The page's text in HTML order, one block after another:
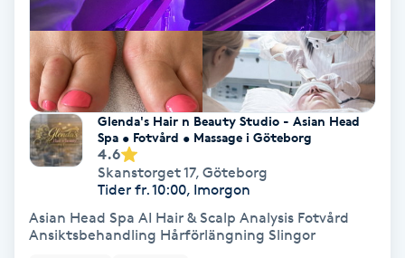
Hot Stone Massage
Hot yoga
Hudföryngring
Huduppstramning
Hudvård
Glenda's Hair n Beauty Studio - Asian Head
Spa • Fotvård • Massage i Göteborg
4.6
Skanstorget 17, Göteborg
Tider fr. 10:00, Imorgon
Asian Head Spa AI Hair & Scalp Analysis Fotvård
Ansiktsbehandling Hårförlängning Slingor